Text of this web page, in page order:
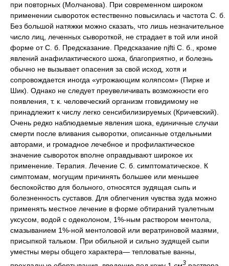
при повторных (Молчанова). При современном широком
применении сывороток естественно повысилась и частота С. б.
Без большой натяжки можно сказать, что лишь незначительное
число лиц, леченных сывороткой, не страдает в той или иной
форме от С. б. Предсказание. Предсказание njfti С. б., кроме
явлений анафилактического шока, благоприятно, и болезнь
обычно не вызывает опасения за свой исход, хотя и
сопровождается иногда «угрожающим коляпсом» (Пирке и
Шик). Однако не следует преувеличивать возможности его
появления, т. к. человеческий организм гговидимому не
принадлежит к числу легко сенсибилизируемых (Кричевский).
Очень редко наблюдаемые явления шока, единичные случаи
смерти после вливания сыворотки, описанные отдельными
авторами, и громадное лечебное и профилактическое
значение сывороток вполне оправдывают широкое их
применение. Терапия. Лечение С. б. симптоматическое. К
симптомам, могущим причинять большее или меньшее
беспокойство для больного, относятся зудящая сыпь и
болезненность суставов. Для облегчения чувства зуда можно
применять местное лечение в форме обтираний туалетным
уксусом, водой с одеколоном, 1%-ным раствором ментола,
смазыванием 1%-ной ментоловой или вератриновой мазями,
присыпкой тальком. При обильной и сильно зудящей сыпи
уместны меры общего характера— тепловатые ванны,
3